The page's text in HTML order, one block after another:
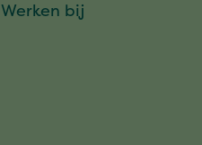
Werken bij